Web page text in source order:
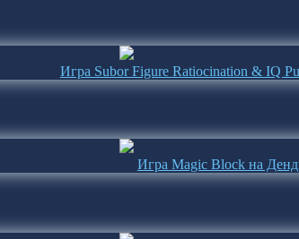
Игра Subor Figure Ratiocination & IQ
Игра Magic Block на